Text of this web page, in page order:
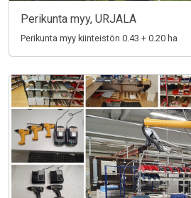
Perikunta myy, URJALA
Perikunta myy kiinteistön 0.43 + 0.20 ha